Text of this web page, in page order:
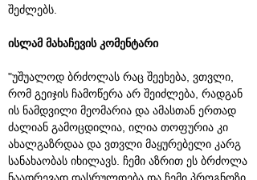
შეძლებს.
ისლამ მახაჩევის კომენტარი
"უშუალოდ ბრძოლას რაც შეეხება, ვთვლი,
რომ გეიჯის ჩამოწერა არ შეიძლება, რადგან
ის ნამდვილი მეომარია და ამასთან ერთად
ძალიან გამოცდილია, ილია თოფურია კი
ახალგაზრდაა და ვთვლი მაყურებელი კარგ
სანახაობას იხილავს. ჩემი აზრით ეს ბრძოლა
ნაადრევად დასრულდება და ჩემი პროგნოზი